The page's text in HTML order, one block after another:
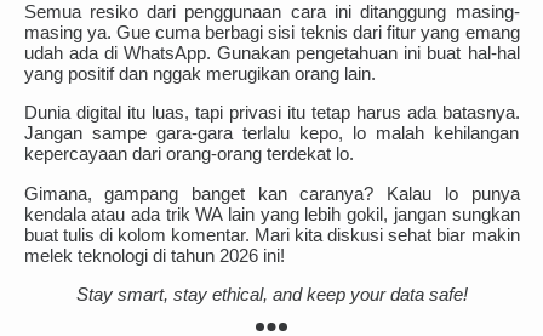
Semua resiko dari penggunaan cara ini ditanggung masing-
masing ya. Gue cuma berbagi sisi teknis dari fitur yang emang
udah ada di WhatsApp. Gunakan pengetahuan ini buat hal-hal
yang positif dan nggak merugikan orang lain.
Dunia digital itu luas, tapi privasi itu tetap harus ada batasnya.
Jangan sampe gara-gara terlalu kepo, lo malah kehilangan
kepercayaan dari orang-orang terdekat lo.
Gimana, gampang banget kan caranya? Kalau lo punya
kendala atau ada trik WA lain yang lebih gokil, jangan sungkan
buat tulis di kolom komentar. Mari kita diskusi sehat biar makin
melek teknologi di tahun 2026 ini!
Stay smart, stay ethical, and keep your data safe!